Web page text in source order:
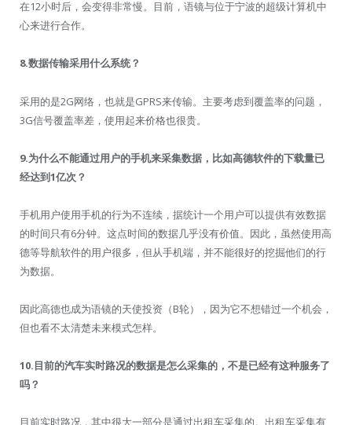
在12小时后，会变得非常慢。目前，语镜与位于宁波的超级计算机中
心来进行合作。
8.数据传输采用什么系统？
采用的是2G网络，也就是GPRS来传输。主要考虑到覆盖率的问题，
3G信号覆盖率差，使用起来价格也很贵。
9.为什么不能通过用户的手机来采集数据，比如高德软件的下载量已
经达到1亿次？
手机用户使用手机的行为不连续，据统计一个用户可以提供有效数据
的时间只有6分钟。这点时间的数据几乎没有价值。因此，虽然使用高
德等导航软件的用户很多，但从手机端，并不能很好的挖掘他们的行
为数据。
因此高德也成为语镜的天使投资（B轮），因为它不想错过一个机会，
但也看不太清楚未来模式怎样。
10.目前的汽车实时路况的数据是怎么采集的，不是已经有这种服务了
吗？
目前实时路况，其中很大一部分是通过出租车采集的。出租车采集有